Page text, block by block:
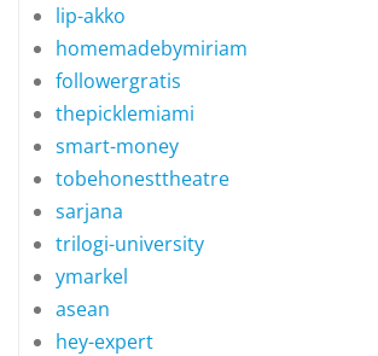
lip-akko
homemadebymiriam
followergratis
thepicklemiami
smart-money
tobehonesttheatre
sarjana
trilogi-university
ymarkel
asean
hey-expert